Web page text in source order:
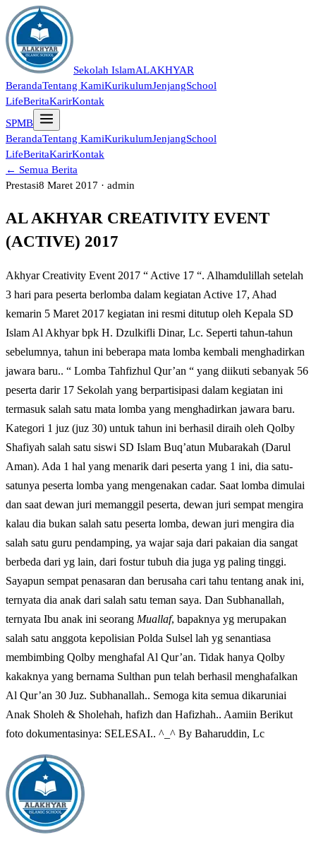
Sekolah IslamALAKHYAR
BerandaTentang KamiKurikulumJenjangSchool
LifeBeritaKarirKontak
SPMB
BerandaTentang KamiKurikulumJenjangSchool
LifeBeritaKarirKontak
← Semua Berita
Prestasi8 Maret 2017 · admin
AL AKHYAR CREATIVITY EVENT
(ACTIVE) 2017
Akhyar Creativity Event 2017 “ Active 17 “. Alhamdulillah setelah
3 hari para peserta berlomba dalam kegiatan Active 17, Ahad
kemarin 5 Maret 2017 kegiatan ini resmi ditutup oleh Kepala SD
Islam Al Akhyar bpk H. Dzulkifli Dinar, Lc. Seperti tahun-tahun
sebelumnya, tahun ini beberapa mata lomba kembali menghadirkan
jawara baru.. “ Lomba Tahfizhul Qur’an “ yang diikuti sebanyak 56
peserta darir 17 Sekolah yang berpartisipasi dalam kegiatan ini
termasuk salah satu mata lomba yang menghadirkan jawara baru.
Kategori 1 juz (juz 30) untuk tahun ini berhasil diraih oleh Qolby
Shafiyah salah satu siswi SD Islam Buq’atun Mubarakah (Darul
Aman). Ada 1 hal yang menarik dari peserta yang 1 ini, dia satu-
satunya peserta lomba yang mengenakan cadar. Saat lomba dimulai
dan saat dewan juri memanggil peserta, dewan juri sempat mengira
kalau dia bukan salah satu peserta lomba, dewan juri mengira dia
salah satu guru pendamping, ya wajar saja dari pakaian dia sangat
berbeda dari yg lain, dari fostur tubuh dia juga yg paling tinggi.
Sayapun sempat penasaran dan berusaha cari tahu tentang anak ini,
ternyata dia anak dari salah satu teman saya. Dan Subhanallah,
ternyata Ibu anak ini seorang Muallaf, bapaknya yg merupakan
salah satu anggota kepolisian Polda Sulsel lah yg senantiasa
membimbing Qolby menghafal Al Qur’an. Tidak hanya Qolby
kakaknya yang bernama Sulthan pun telah berhasil menghafalkan
Al Qur’an 30 Juz. Subhanallah.. Semoga kita semua dikaruniai
Anak Sholeh & Sholehah, hafizh dan Hafizhah.. Aamiin Berikut
foto dokumentasinya: SELESAI.. ^_^ By Baharuddin, Lc